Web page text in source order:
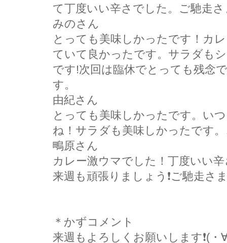
て丁度いい辛さでした。ご馳走さ
みのさん
とっても美味しかったです！カ
ていて良かったです。サラダも
です!次回は臨休でとっても残念
す。
由紀さん
とっても美味しかったです。い
ね！サラダも美味しかったです。
鴫原さん
カレー激ウマでした！丁度いい
来週も頑張りましょう❗ご馳走さま
＊かずコメント
来週もよろしくお願いします❗(・